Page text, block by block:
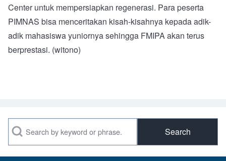
Center untuk mempersiapkan regenerasi. Para peserta
PIMNAS bisa menceritakan kisah-kisahnya kepada adik-
adik mahasiswa yuniornya sehingga FMIPA akan terus
berprestasi. (witono)
Search